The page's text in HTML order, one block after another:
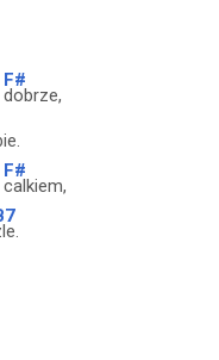
F#
dobrze,
F#
calkiem,